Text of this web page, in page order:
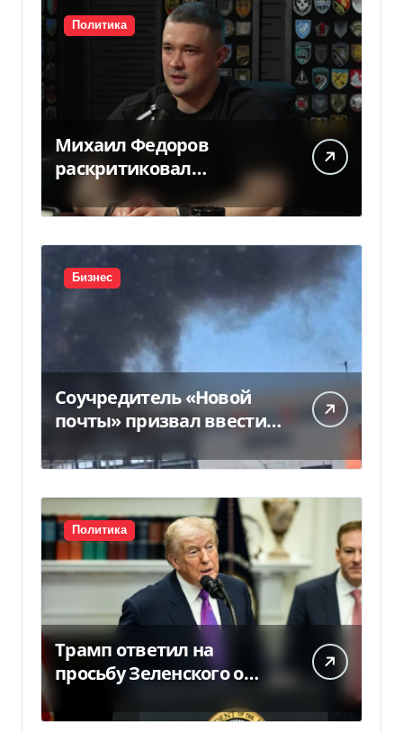
Политика
Михаил Федоров
раскритиковал
отсутствие министра
обороны — видео
Бизнес
Соучредитель «Новой
почты» призвал ввести
налоговые каникулы
для…
Политика
Трамп ответил на
просьбу Зеленского о
предоставлении Украине
ракет Patriot (видео)